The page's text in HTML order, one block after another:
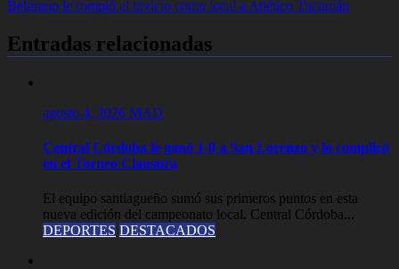
Belgrano le rompió el invicto como local a Atlético Tucumán
Entradas relacionadas
agosto 4, 2026 MAD
Central Córdoba le ganó 1-0 a San Lorenzo y lo complicó
en el Torneo Clausura
El equipo santiagueño sumó sus primeros puntos en esta
nueva edición del campeonato local. Central Córdoba...
DEPORTES DESTACADOS